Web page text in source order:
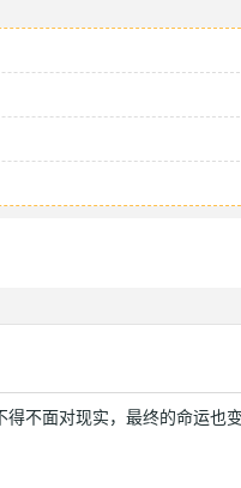
得不面对现实，最终的命运也